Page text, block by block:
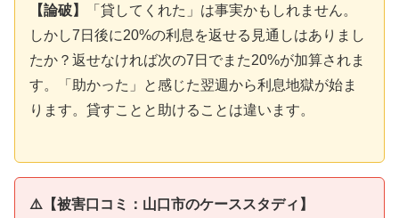
【論破】
「貸してくれた」は事実かもしれません。
しかし7日後に20%の利息を返せる見通しはありまし
たか？返せなければ次の7日でまた20%が加算されま
す。「助かった」と感じた翌週から利息地獄が始ま
ります。貸すことと助けることは違います。
⚠️【被害口コミ：山口市のケーススタディ】